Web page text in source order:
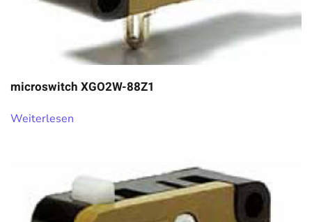
microswitch XGO2W-88Z1
Weiterlesen